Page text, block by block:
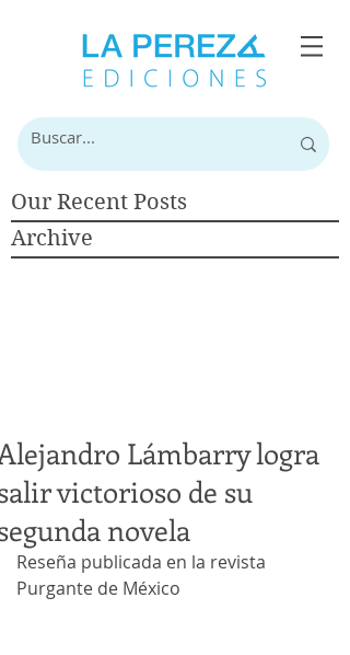
Our Recent Posts
Archive
Lámbarry logra
victorioso de su
novela
Reseña publicada en la revista
Purgante de México